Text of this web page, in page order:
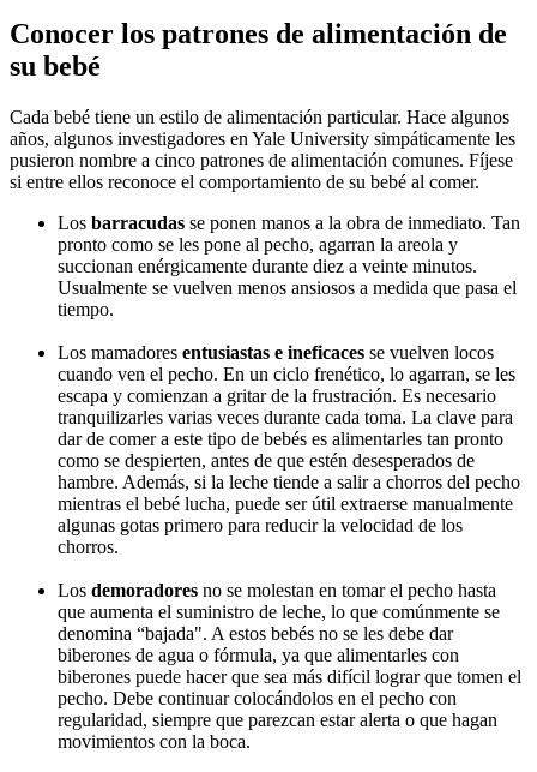
Conocer los patrones​ de alimentación de
su bebé
Cada bebé tiene un estilo de alimentación particular. Hace algunos
años, algunos investigadores en Yale University simpáticamente les
pusieron nombre a cinco patrones de alimentación comunes. Fíjese
si entre ellos reconoce el comportamiento de su bebé al comer.
Los barracudas se ponen manos a la obra de inmediato. Tan
pronto como se les pone al pecho, agarran la areola y
succionan enérgicamente durante diez a veinte minutos.
Usualmente se vuelven menos ansiosos a medida que pasa el
tiempo.
Los mamadores entusiastas e ineficaces se vuelven locos
cuando ven el pecho. En un ciclo frenético, lo agarran, se les
escapa y comienzan a gritar de la frustración. Es necesario
tranquilizarles varias veces durante cada toma. La clave para
dar de comer a este tipo de bebés es alimentarles tan pronto
como se despierten, antes de que estén desesperados de
hambre. Además, si la leche tiende a salir a chorros del pecho
mientras el bebé lucha, puede ser útil extraerse manualmente
algunas gotas primero para reducir la velocidad de los
chorros.
Los demoradores no se molestan en tomar el pecho hasta
que aumenta el suministro de leche, lo que comúnmente se
denomina “bajada". A estos bebés no se les debe dar
biberones de agua o fórmula, ya que alimentarles con
biberones puede hacer que sea más difícil lograr que tomen el
pecho. Debe continuar colocándolos en el pecho con
regularidad, siempre que parezcan estar alerta o que hagan
movimientos con la boca.